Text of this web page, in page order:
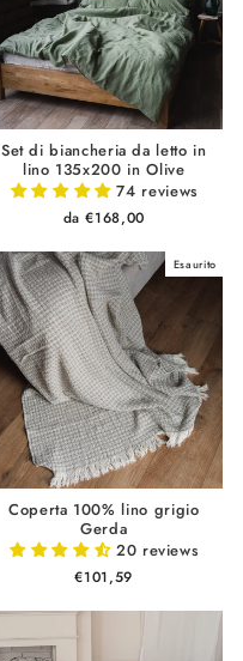
Set di biancheria da letto in
lino 135x200 in Olive
74 reviews
da €168,00
Esaurito
Coperta 100% lino grigio
Gerda
20 reviews
€101,59